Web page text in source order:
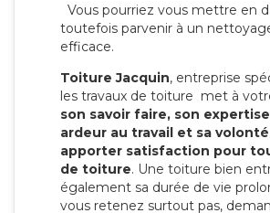
Vous pourriez vous mettre en
toutefois parvenir à un
efficace.
Toiture Jacquin, entreprise
les travaux de toiture met à
son savoir faire, son
ardeur au travail et sa
apporter satisfaction pour
de toiture. Une toiture bien
également sa durée de vie
vous retenez surtout pas,